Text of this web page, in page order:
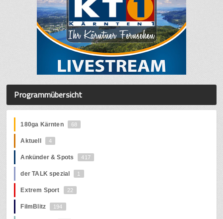
Programmübersicht
180ga Kärnten 68
Aktuell 4
Ankünder & Spots 417
der TALK spezial 1
Extrem Sport 22
FilmBlitz 194